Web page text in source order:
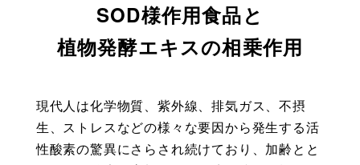
SOD様作用食品と
植物発酵エキスの相乗作用
現代人は化学物質、紫外線、排気ガス、不摂
生、ストレスなどの様々な要因から発生する活
性酸素の驚異にさらされ続けており、加齢とと